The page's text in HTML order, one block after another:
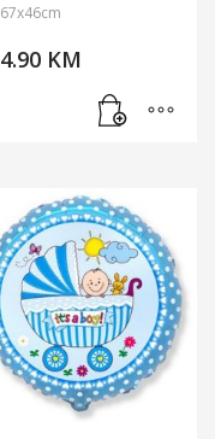
67x46cm
4.90 KM